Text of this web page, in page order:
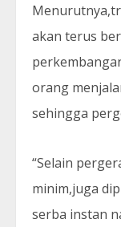
akan terus
orang
sehingga
“Selain
minim,juga
serba instan